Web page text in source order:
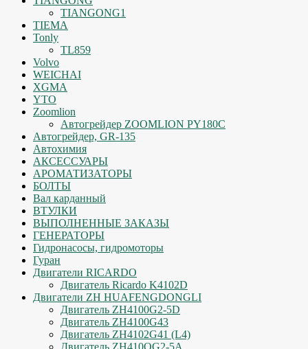
TIANGONG1
TIEMA
Tonly
TL859
Volvo
WEICHAI
XGMA
YTO
Zoomlion
Автогрейдер ZOOMLION PY180C
Автогрейдер, GR-135
Автохимия
АКСЕССУАРЫ
АРОМАТИЗАТОРЫ
БОЛТЫ
Вал карданный
ВТУЛКИ
ВЫПОЛНЕННЫЕ ЗАКАЗЫ
ГЕНЕРАТОРЫ
Гидронасосы, гидромоторы
Гуран
Двигатели RICARDO
Двигатель Ricardo K4102D
Двигатели ZH HUAFENGDONGLI
Двигатель ZH4100G2-5D
Двигатель ZH4100G43
Двигатель ZH4102G41 (L4)
Двигатель ZH410OG2-5A